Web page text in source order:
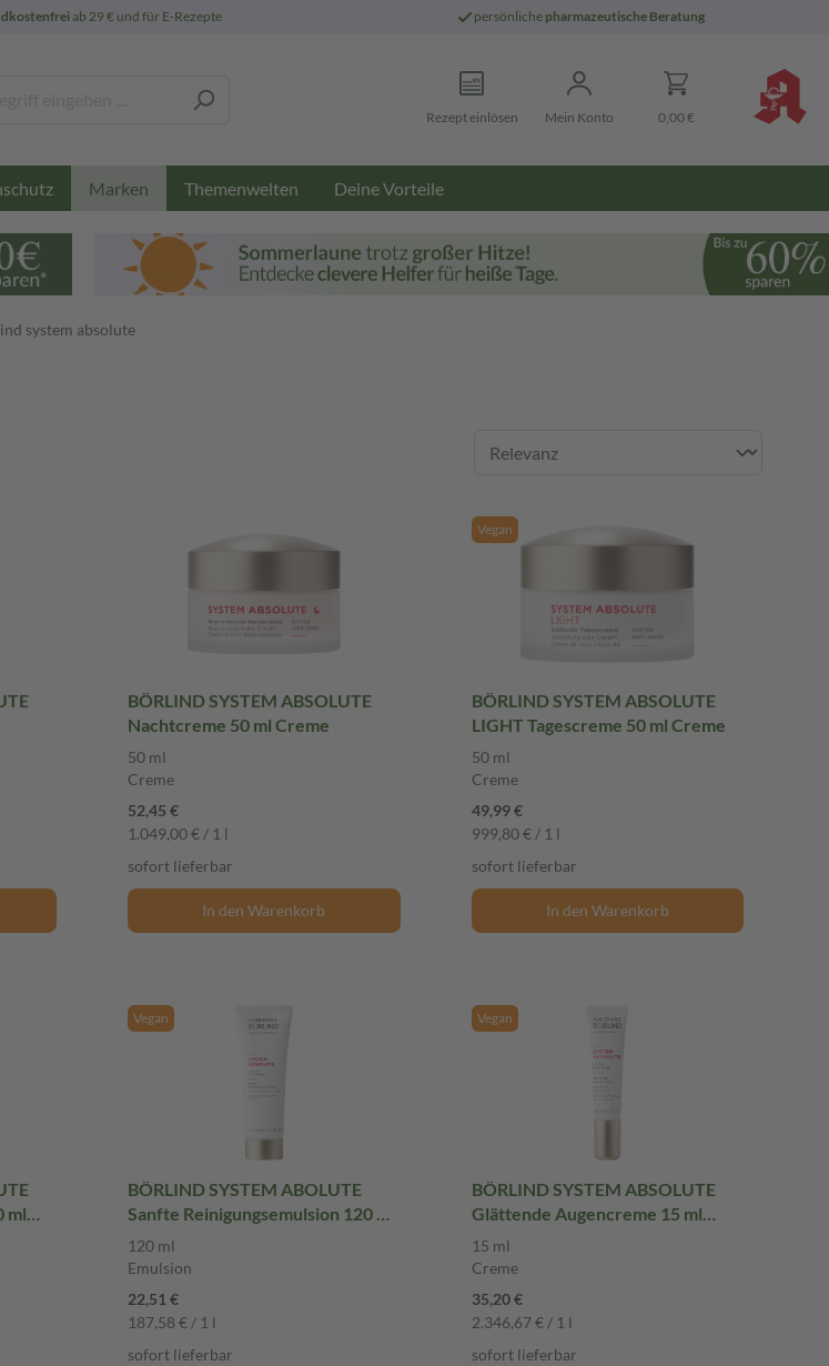
ab 29 € und für E-Rezepte persönliche pharmazeutische Beratung
Rezept einlösen Mein Konto 0,00 €
Marken Themenwelten Deine Vorteile
system absolute
BÖRLIND SYSTEM ABSOLUTE
Nachtcreme 50 ml Creme
50 ml
Creme
52,45 €
1.049,00 € / 1 l
sofort lieferbar
In den Warenkorb
Vegan
BÖRLIND SYSTEM ABSOLUTE
LIGHT Tagescreme 50 ml Creme
50 ml
Creme
49,99 €
999,80 € / 1 l
sofort lieferbar
In den Warenkorb
ml
Vegan
BÖRLIND SYSTEM ABOLUTE
Sanfte Reinigungsemulsion 120 ml
Emulsion
120 ml
Emulsion
22,51 €
187,58 € / 1 l
sofort lieferbar
Vegan
BÖRLIND SYSTEM ABSOLUTE
Glättende Augencreme 15 ml
Creme
15 ml
Creme
35,20 €
2.346,67 € / 1 l
sofort lieferbar